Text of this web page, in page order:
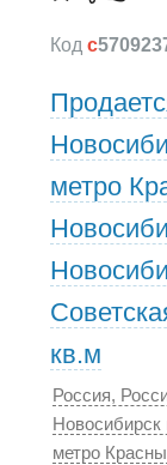
Код c
метро
кв.м
Россия,
Новосибирск
метро